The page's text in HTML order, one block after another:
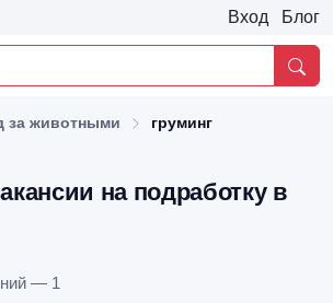
Вход Блог
за животными груминг
на подработку в
— 1